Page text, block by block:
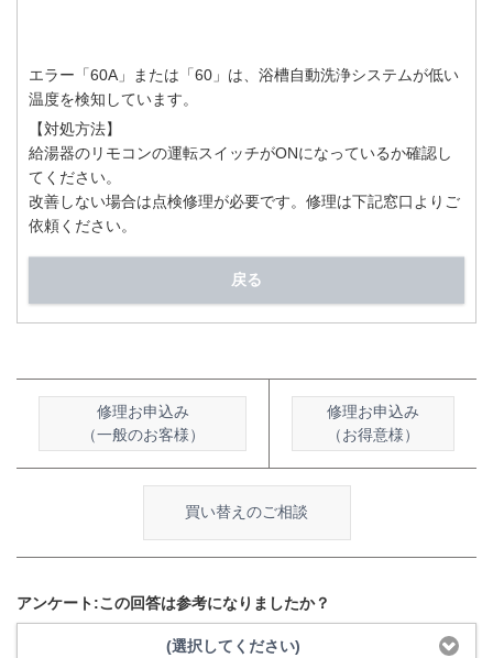
エラー「60A」または「60」は、浴槽自動洗浄システムが低い
温度を検知しています。
【対処方法】
給湯器のリモコンの運転スイッチがONになっているか確認し
てください。
改善しない場合は点検修理が必要です。修理は下記窓口よりご
依頼ください。
戻る
修理お申込み
（一般のお客様）
修理お申込み
（お得意様）
買い替えのご相談
アンケート:この回答は参考になりましたか？
(選択してください)